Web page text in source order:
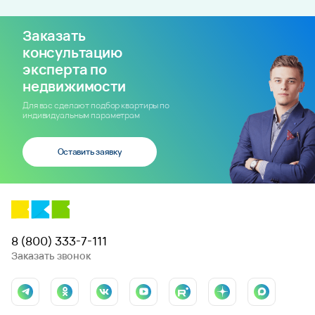
Заказать
консультацию
эксперта по
недвижимости
Для вас сделают подбор квартиры по
индивидуальным параметрам
Оставить заявку
8 (800) 333-7-111
Заказать звонок